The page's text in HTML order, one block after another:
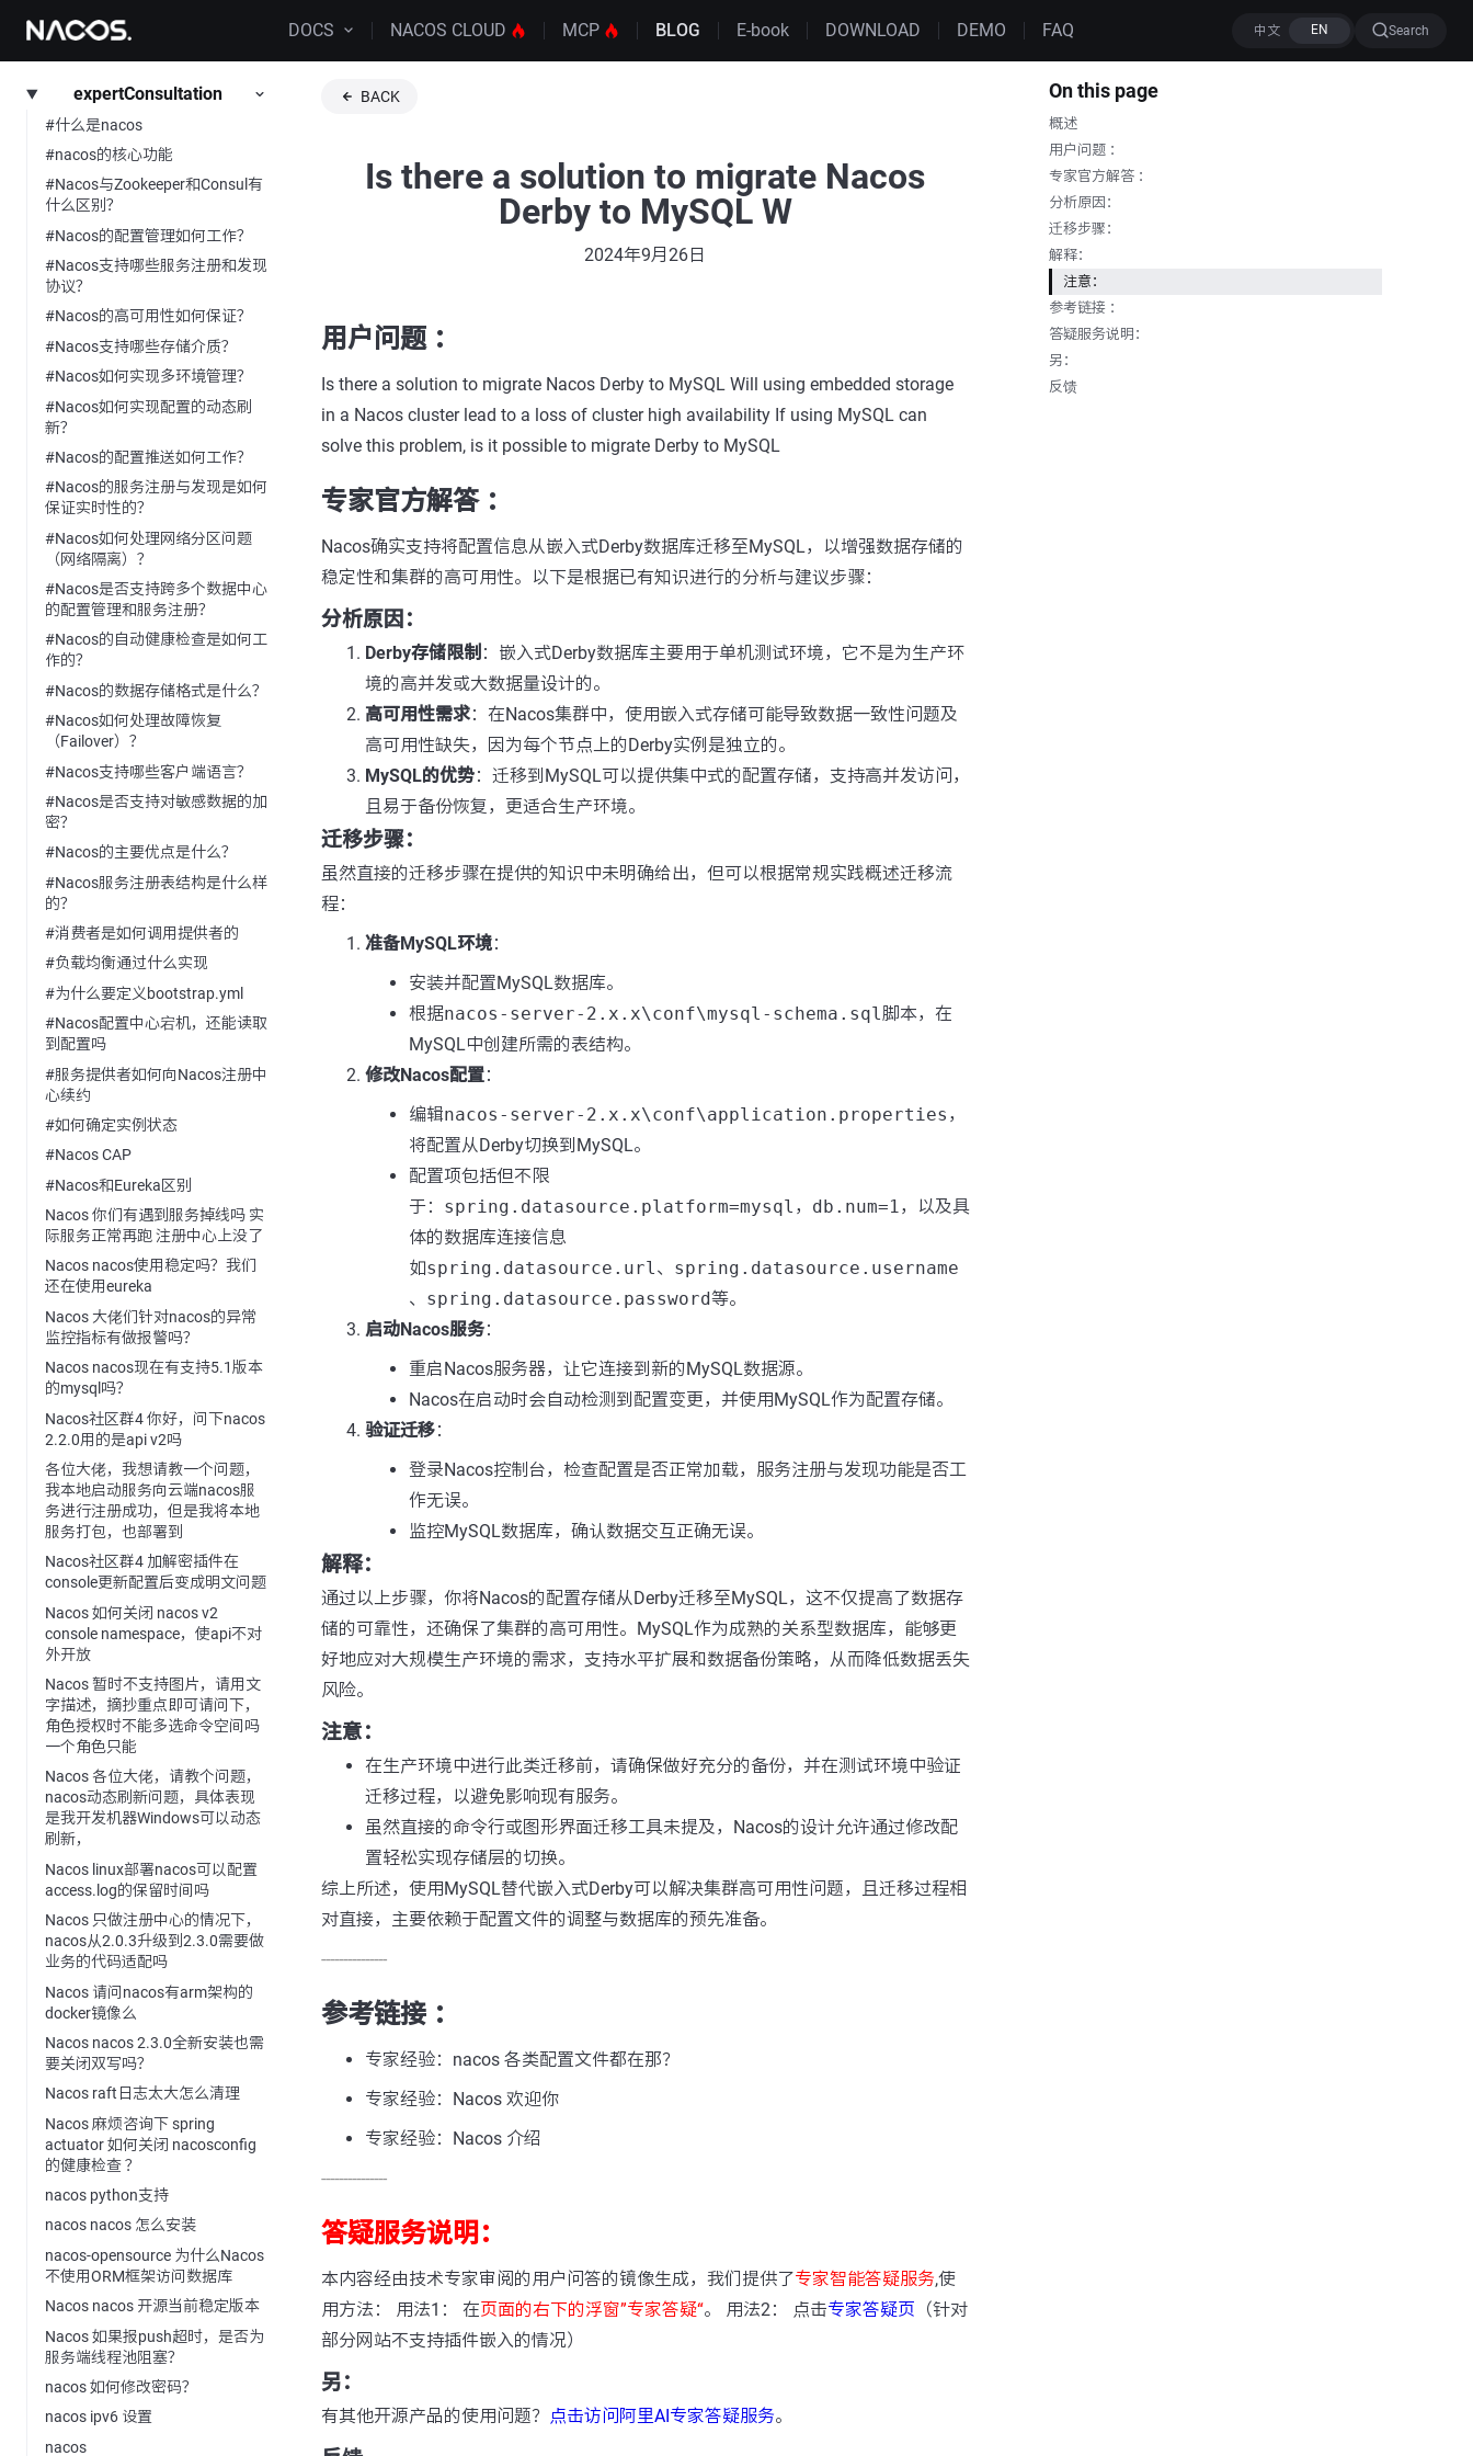
DOCS NACOS CLOUD MCP BLOG E-book DOWNLOAD DEMO FAQ Search
expertConsultation
#什么是nacos
#nacos的核心功能
#Nacos与Zookeeper和Consul有
什么区别？
#Nacos的配置管理如何工作？
#Nacos支持哪些服务注册和发现
协议？
#Nacos的高可用性如何保证？
#Nacos支持哪些存储介质？
#Nacos如何实现多环境管理？
#Nacos如何实现配置的动态刷
新？
#Nacos的配置推送如何工作？
#Nacos的服务注册与发现是如何
保证实时性的？
#Nacos如何处理网络分区问题
（网络隔离）？
#Nacos是否支持跨多个数据中心
的配置管理和服务注册？
#Nacos的自动健康检查是如何工
作的？
#Nacos的数据存储格式是什么？
#Nacos如何处理故障恢复
（Failover）？
#Nacos支持哪些客户端语言？
#Nacos是否支持对敏感数据的加
密？
#Nacos的主要优点是什么？
#Nacos服务注册表结构是什么样
的？
#消费者是如何调用提供者的
#负载均衡通过什么实现
#为什么要定义bootstrap.yml
#Nacos配置中心宕机，还能读取
到配置吗
#服务提供者如何向Nacos注册中
心续约
#如何确定实例状态
#Nacos CAP
#Nacos和Eureka区别
Nacos 你们有遇到服务掉线吗 实
际服务正常再跑 注册中心上没了
Nacos nacos使用稳定吗？我们
还在使用eureka
Nacos 大佬们针对nacos的异常
监控指标有做报警吗？
Nacos nacos现在有支持5.1版本
的mysql吗？
Nacos社区群4 你好，问下nacos
2.2.0用的是api v2吗
各位大佬，我想请教一个问题，
我本地启动服务向云端nacos服
务进行注册成功，但是我将本地
服务打包，也部署到
Nacos社区群4 加解密插件在
console更新配置后变成明文问题
Nacos 如何关闭 nacos v2
console namespace，使api不对
外开放
Nacos 暂时不支持图片，请用文
字描述，摘抄重点即可请问下，
角色授权时不能多选命令空间吗
一个角色只能
Nacos 各位大佬，请教个问题，
nacos动态刷新问题，具体表现
是我开发机器Windows可以动态
刷新，
Nacos linux部署nacos可以配置
access.log的保留时间吗
Nacos 只做注册中心的情况下，
nacos从2.0.3升级到2.3.0需要做
业务的代码适配吗
Nacos 请问nacos有arm架构的
docker镜像么
Nacos nacos 2.3.0全新安装也需
要关闭双写吗？
Nacos raft日志太大怎么清理
Nacos 麻烦咨询下 spring
actuator 如何关闭 nacosconfig
的健康检查 ？
nacos python支持
nacos nacos 怎么安装
nacos-opensource 为什么Nacos
不使用ORM框架访问数据库
Nacos nacos 开源当前稳定版本
Nacos 如果报push超时，是否为
服务端线程池阻塞？
nacos 如何修改密码？
nacos ipv6 设置
nacos
BACK
Is there a solution to migrate Nacos
Derby to MySQL W
2024年9月26日
用户问题 ：
Is there a solution to migrate Nacos Derby to MySQL Will using embedded storage
in a Nacos cluster lead to a loss of cluster high availability If using MySQL can
solve this problem, is it possible to migrate Derby to MySQL
专家官方解答 ：
Nacos确实支持将配置信息从嵌入式Derby数据库迁移至MySQL，以增强数据存储的
稳定性和集群的高可用性。以下是根据已有知识进行的分析与建议步骤：
分析原因：
Derby存储限制 ：嵌入式Derby数据库主要用于单机测试环境，它不是为生产环
境的高并发或大数据量设计的。
高可用性需求：在Nacos集群中，使用嵌入式存储可能导致数据一致性问题及
高可用性缺失，因为每个节点上的Derby实例是独立的。
MySQL的优势：迁移到MySQL可以提供集中式的配置存储，支持高并发访问，
且易于备份恢复，更适合生产环境。
迁移步骤：
虽然直接的迁移步骤在提供的知识中未明确给出，但可以根据常规实践概述迁移流
程：
准备MySQL环境：
安装并配置MySQL数据库。
根据nacos-server-2.x.x\conf\mysql-schema.sql脚本，在
MySQL中创建所需的表结构。
修改Nacos配置：
编辑nacos-server-2.x.x\conf\application.properties ，
将配置从Derby切换到MySQL。
配置项包括但不限
于： spring.datasource.platform=mysql ， db.num=1，以及具
体的数据库连接信息
如spring.datasource.url、 spring.datasource.username
、 spring.datasource.password等。
启动Nacos服务：
重启Nacos服务器，让它连接到新的MySQL数据源。
Nacos在启动时会自动检测到配置变更，并使用MySQL作为配置存储。
验证迁移：
登录Nacos控制台，检查配置是否正常加载，服务注册与发现功能是否工
作无误。
监控MySQL数据库，确认数据交互正确无误。
解释：
通过以上步骤，你将Nacos的配置存储从Derby迁移至MySQL，这不仅提高了数据存
储的可靠性，还确保了集群的高可用性。MySQL作为成熟的关系型数据库，能够更
好地应对大规模生产环境的需求，支持水平扩展和数据备份策略，从而降低数据丢失
风险。
注意：
在生产环境中进行此类迁移前，请确保做好充分的备份，并在测试环境中验证
迁移过程，以避免影响现有服务。
虽然直接的命令行或图形界面迁移工具未提及，Nacos的设计允许通过修改配
置轻松实现存储层的切换。
综上所述，使用MySQL替代嵌入式Derby可以解决集群高可用性问题，且迁移过程相
对直接，主要依赖于配置文件的调整与数据库的预先准备。
---------------
参考链接 ：
专家经验：nacos 各类配置文件都在那？
专家经验：Nacos 欢迎你
专家经验：Nacos 介绍
---------------
答疑服务说明：
本内容经由技术专家审阅的用户问答的镜像生成，我们提供了专家智能答疑服务,使
用方法： 用法1： 在页面的右下的浮窗”专家答疑“。 用法2： 点击专家答疑页 （针对
部分网站不支持插件嵌入的情况）
另：
有其他开源产品的使用问题？ 点击访问阿里AI专家答疑服务。
On this page
概述
用户问题 ：
专家官方解答 ：
分析原因：
迁移步骤：
解释：
注意：
参考链接 ：
答疑服务说明：
另：
反馈